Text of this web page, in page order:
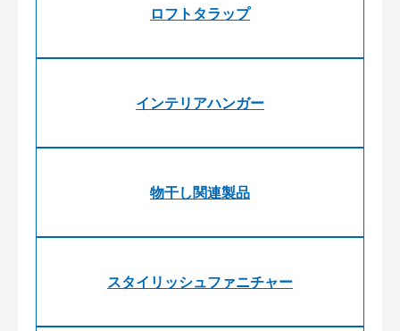
ロフトタラップ
インテリアハンガー
物干し関連製品
スタイリッシュファニチャー